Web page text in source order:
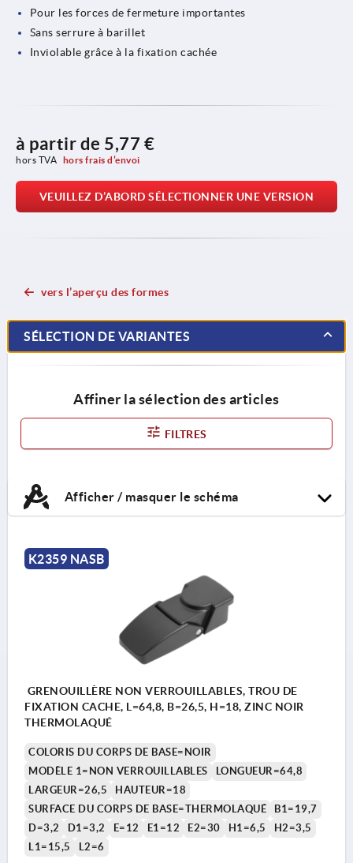
Pour les forces de fermeture importantes
Sans serrure à barillet
Inviolable grâce à la fixation cachée
à partir de 5,77 €
hors TVA hors frais d’envoi
VEUILLEZ D’ABORD SÉLECTIONNER UNE VERSION
vers l’aperçu des formes
SÉLECTION DE VARIANTES
Affiner la sélection des articles
FILTRES
Afficher / masquer le schéma
K2359 NASB
GRENOUILLÈRE NON VERROUILLABLES, TROU DE
FIXATION CACHE, L=64,8, B=26,5, H=18, ZINC NOIR
THERMOLAQUÉ
COLORIS DU CORPS DE BASE=NOIR
MODÈLE 1=NON VERROUILLABLES
LONGUEUR=64,8
LARGEUR=26,5
HAUTEUR=18
SURFACE DU CORPS DE BASE=THERMOLAQUÉ
B1=19,7
D=3,2
D1=3,2 E=12 E1=12 E2=30 H1=6,5
H2=3,5
L1=15,5
L2=6